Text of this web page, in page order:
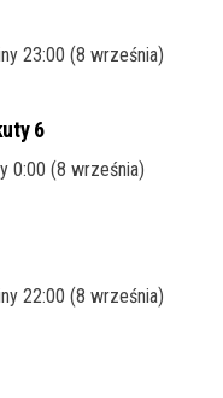
23:00 (8 września)
6
0:00 (8 września)
22:00 (8 września)